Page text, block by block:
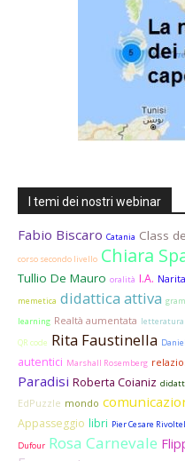
I temi dei nostri webinar
Fabio Biscaro Catania Class
corso secondo livello Chiara
Tullio De Mauro oralità I.A.
memetica didattica attiva
learning Realtà aumentata letteratura
QR code Rita Faustinella
autentici Marshall Rosemberg
Paradisi Roberta Coianiz
EdPuzzle mondo
Appasseggio libri Pier Cesare
Dufour Rosa Carnevale